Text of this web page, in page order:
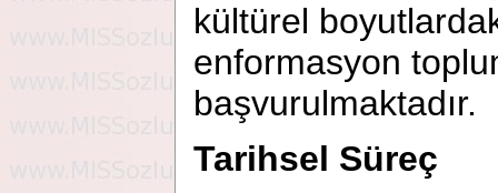
kültürel
enformasyon
başvurulmaktadır.
Tarihsel Süreç